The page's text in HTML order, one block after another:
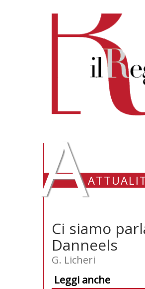
A
Ci siamo
Danneels
G. Licheri
Leggi anche